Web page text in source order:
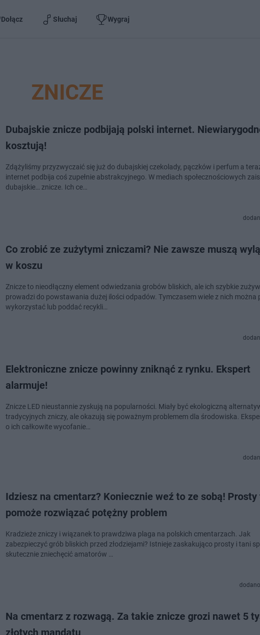
Dołącz Słuchaj Wygraj
ZNICZE
Dubajskie znicze podbijają polski internet.
kosztują!
Zdążyliśmy przyzwyczaić się już do dubajskiej czekolady, pączków i perfum a
internet podbija coś zupełnie abstrakcyjnego. W mediach społecznościowych
dubajskie… znicze. Ich ce…
Co zrobić ze zużytymi zniczami? Nie zawsze muszą
w koszu
Znicze to nieodłączny element odwiedzania grobów bliskich, ale ich szybkie
prowadzi do powstawania dużej ilości odpadów. Tymczasem wiele z nich można
wykorzystać lub poddać recykli…
Elektroniczne znicze powinny zniknąć z rynku. Ekspert
alarmuje!
Znicze LED nieustannie zyskują na popularności. Miały być ekologiczną
tradycyjnych zniczy, ale okazują się poważnym problemem dla środowiska.
o ich całkowite wycofanie…
Idziesz na cmentarz? Koniecznie weź to ze sobą!
pomoże rozwiązać potężny problem
Kradzieże zniczy i wiązanek to prawdziwa plaga na polskich cmentarzach. Jak
zabezpieczyć grób bliskich przed złodziejami? Istnieje zaskakująco prosty i tani
skutecznie zniechęcić amatorów …
Na cmentarz z rozwagą. Za takie znicze grozi nawet 5
złotych mandatu